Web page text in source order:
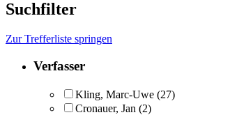
Suchfilter
Zur Trefferliste springen
Verfasser
Kling, Marc-Uwe (27)
Cronauer, Jan (2)